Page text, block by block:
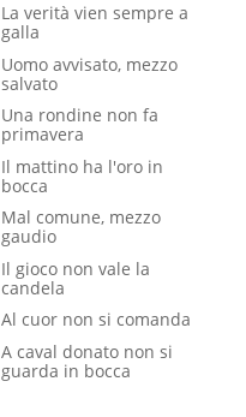
La verità vien sempre a
galla
Uomo avvisato, mezzo
salvato
Una rondine non fa
primavera
Il mattino ha l'oro in
bocca
Mal comune, mezzo
gaudio
Il gioco non vale la
candela
Al cuor non si comanda
A caval donato non si
guarda in bocca